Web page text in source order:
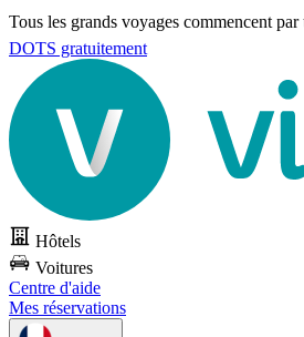
Tous les grands voyages commencent
DOTS gratuitement
Hôtels
Voitures
Centre d'aide
Mes réservations